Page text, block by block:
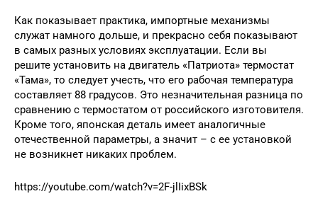
Как показывает практика, импортные механизмы
служат намного дольше, и прекрасно себя показывают
в самых разных условиях эксплуатации. Если вы
решите установить на двигатель «Патриота» термостат
«Тама», то следует учесть, что его рабочая температура
составляет 88 градусов. Это незначительная разница по
сравнению с термостатом от российского изготовителя.
Кроме того, японская деталь имеет аналогичные
отечественной параметры, а значит – с ее установкой
не возникнет никаких проблем.
https://youtube.com/watch?v=2F-jlIixBSk